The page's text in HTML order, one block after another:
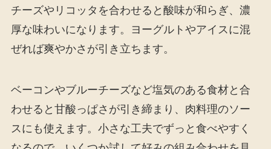
チーズやリコッタを合わせると酸味が和らぎ、濃
厚な味わいになります。ヨーグルトやアイスに混
ぜれば爽やかさが引き立ちます。
ベーコンやブルーチーズなど塩気のある食材と合
わせると甘酸っぱさが引き締まり、肉料理のソー
スにも使えます。小さな工夫でずっと食べやすく